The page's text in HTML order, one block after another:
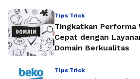
Tips Trick
Tingkatkan Performa
Cepat dengan
Domain Berkualitas
Tips Trick